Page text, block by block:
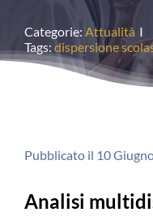
Concorsi
Pubblicazioni
Categorie: Attualità I
Tags: dispersione
Pubblicato il 10
Analisi